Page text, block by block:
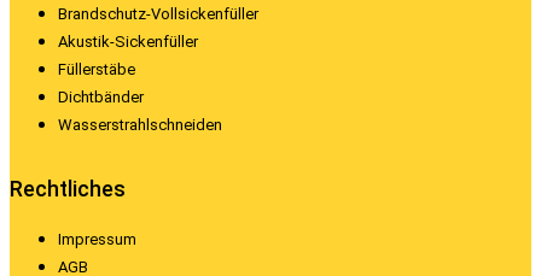
Brandschutz-Vollsickenfüller
Akustik-Sickenfüller
Füllerstäbe
Dichtbänder
Wasserstrahlschneiden
Rechtliches
Impressum
AGB